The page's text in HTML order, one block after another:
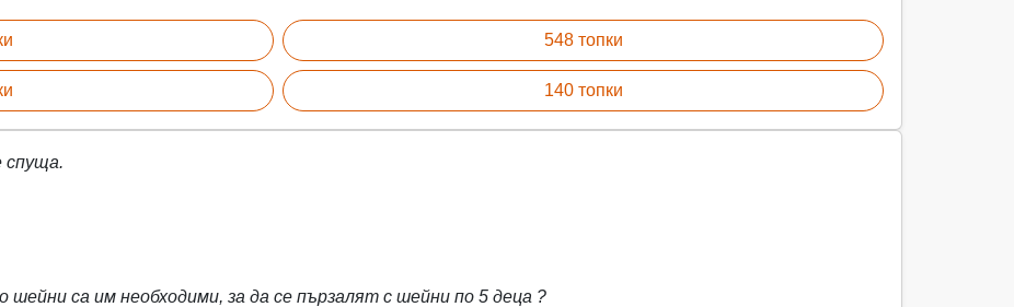
548 топки
140 топки
спуща.
са им необходими, за да се пързалят с шейни по 5 деца ?